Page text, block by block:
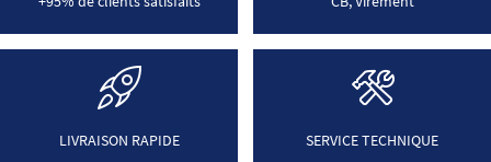
LIVRAISON RAPIDE
SERVICE TECHNIQUE